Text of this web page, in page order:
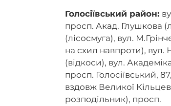
Голосіївський район:
просп. Акад. Глушкова
(лісосмуга), вул.
на схил навпроти), вул.
(відкоси), вул.
просп. Голосіївський,
вздовж Великої
розподільник), просп.